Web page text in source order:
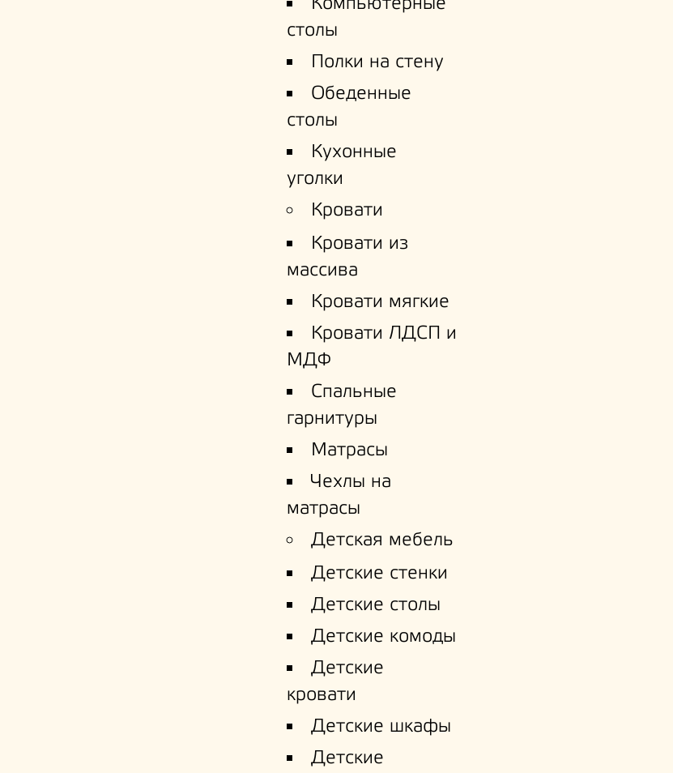
столы
Полки на стену
Обеденные
столы
Кухонные
уголки
Кровати
Кровати из
массива
Кровати мягкие
Кровати ЛДСП и
МДФ
Спальные
гарнитуры
Матрасы
Чехлы на
матрасы
Детская мебель
Детские стенки
Детские столы
Детские комоды
Детские
кровати
Детские шкафы
Детские